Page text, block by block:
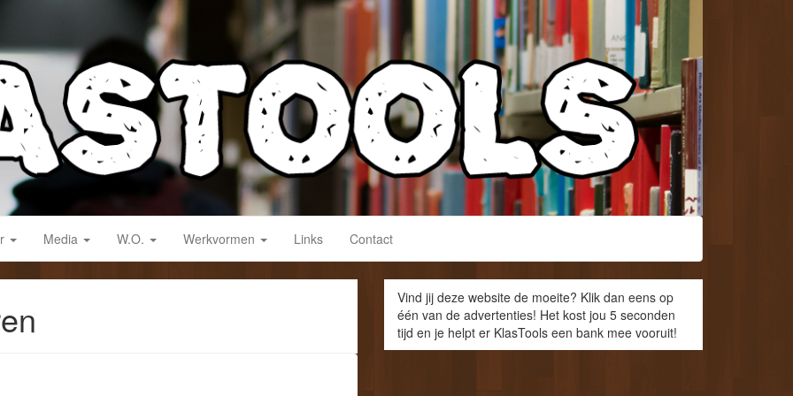
Media W.O. Werkvormen Links Contact
Vind jij deze website de moeite? Klik dan eens op
één van de advertenties! Het kost jou 5 seconden
tijd en je helpt er KlasTools een bank mee vooruit!